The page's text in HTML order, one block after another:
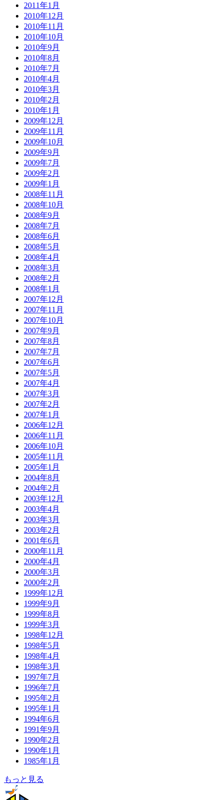
2011年1月
2010年12月
2010年11月
2010年10月
2010年9月
2010年8月
2010年7月
2010年4月
2010年3月
2010年2月
2010年1月
2009年12月
2009年11月
2009年10月
2009年9月
2009年7月
2009年2月
2009年1月
2008年11月
2008年10月
2008年9月
2008年7月
2008年6月
2008年5月
2008年4月
2008年3月
2008年2月
2008年1月
2007年12月
2007年11月
2007年10月
2007年9月
2007年8月
2007年7月
2007年6月
2007年5月
2007年4月
2007年3月
2007年2月
2007年1月
2006年12月
2006年11月
2006年10月
2005年11月
2005年1月
2004年8月
2004年2月
2003年12月
2003年4月
2003年3月
2003年2月
2001年6月
2000年11月
2000年4月
2000年3月
2000年2月
1999年12月
1999年9月
1999年8月
1999年3月
1998年12月
1998年5月
1998年4月
1998年3月
1997年7月
1996年7月
1995年2月
1995年1月
1994年6月
1991年9月
1990年2月
1990年1月
1985年1月
もっと見る